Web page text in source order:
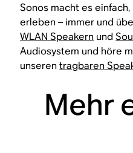
Sonos macht es
erleben – immer und
WLAN Speakern und
Audiosystem und höre
unserentragbaren
Mehr